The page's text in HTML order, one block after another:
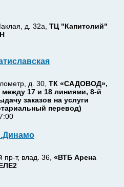
д. 32а, ТЦ "Капитолий"
д. 30, ТК «САДОВОД»,
17 и 18 линиями, 8-й
заказов на услуги
перевод)
пр-т, влад. 36, «ВТБ Арена